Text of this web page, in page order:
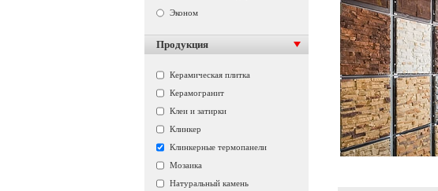
Эконом
Продукция
Керамическая плитка
Керамогранит
Клеи и затирки
Клинкер
Клинкерные термопанели
Мозаика
Натуральный камень